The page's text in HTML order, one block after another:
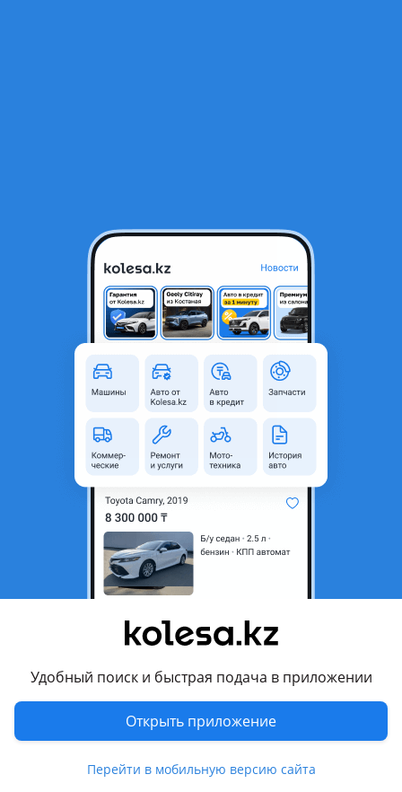
Удобный поиск и быстрая подача в приложении
Открыть приложение
Перейти в мобильную версию сайта
Полики на Toyota Land Cruiser 300
Алматы, Алматинская
область
Новая
Есть доставка
Да
Комментарий продавца
Полики на Тойота Ленд Круйзер 300
Новый в хорошем качестве
А так же есть и другие запчасти на данную марку по кузову
Есть отправка по регионам через транспортные компании
телефона у менеджера!